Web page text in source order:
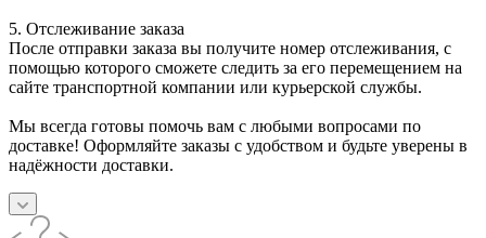
5. Отслеживание заказа
После отправки заказа вы получите номер отслеживания, с
помощью которого сможете следить за его перемещением на
сайте транспортной компании или курьерской службы.
Мы всегда готовы помочь вам с любыми вопросами по
доставке! Оформляйте заказы с удобством и будьте уверены в
надёжности доставки.